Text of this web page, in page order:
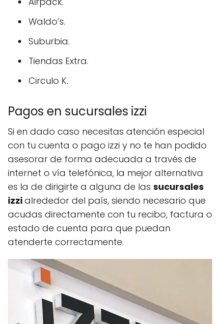
Waldo’s.
Suburbia.
Tiendas Extra.
Circulo K.
Pagos en sucursales izzi
Si en dado caso necesitas atención especial
con tu cuenta o pago izzi y no te han podido
asesorar de forma adecuada a través de
internet o vía telefónica, la mejor alternativa
es la de dirigirte a alguna de las sucursales
izzialrededor del país, siendo necesario que
acudas directamente con tu recibo, factura o
estado de cuenta para que puedan
atenderte correctamente.